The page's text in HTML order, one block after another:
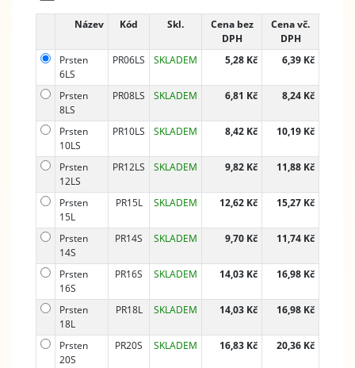
Název Kód Skl.
Cena bez
DPH
Cena vč.
DPH
Prsten
6LS
PR06LS SKLADEM 5,28 Kč 6,39 Kč
Prsten
8LS
PR08LS SKLADEM 6,81 Kč 8,24 Kč
Prsten
10LS
PR10LS SKLADEM 8,42 Kč 10,19 Kč
Prsten
12LS
PR12LS SKLADEM 9,82 Kč 11,88 Kč
Prsten
15L
PR15L SKLADEM 12,62 Kč 15,27 Kč
Prsten
14S
PR14S SKLADEM 9,70 Kč 11,74 Kč
Prsten
16S
PR16S SKLADEM 14,03 Kč 16,98 Kč
Prsten
18L
PR18L SKLADEM 14,03 Kč 16,98 Kč
Prsten
20S
PR20S SKLADEM 16,83 Kč 20,36 Kč